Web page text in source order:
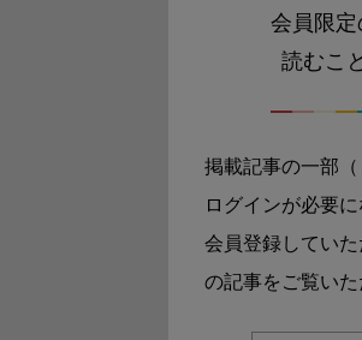
会員限定
読むこ
掲載記事の一部（
ログインが必要に
会員登録していた
の記事をご覧いた